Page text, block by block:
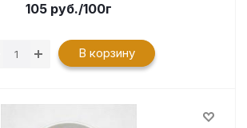
105 руб./100г
В корзину